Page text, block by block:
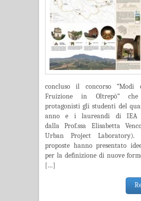
concluso il concorso “Modi
Fruizione in Oltrepò”
protagonisti gli studenti del
anno e i laureandi di IEA
dalla Prof.ssa Elisabetta
Urban Project Laboratory).
proposte hanno presentato
per la definizione di nuove
[…]